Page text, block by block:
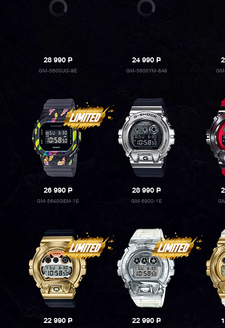
28 990P
GM-5600UG-9E
24 990P
GM-5600YM-8A8
26 990P
GM-5640GEM-1E
28 990P
GM-6900-1E
22 990P 22 990P